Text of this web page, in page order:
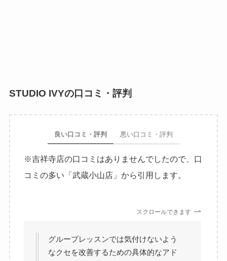
STUDIO IVYの口コミ・評判
良い口コミ・評判 悪い口コミ・評判
※吉祥寺店の口コミはありませんでしたので、口
コミの多い「武蔵小山店」から引用します。
スクロールできます
グループレッスンでは気付けないよう
なクセを改善するための具体的なアド